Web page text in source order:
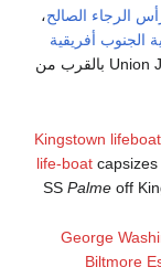
الرجاء الصالح،
الجنوب أفريقية
Kingstown
life-boat
SSPalme off
George
Biltmore